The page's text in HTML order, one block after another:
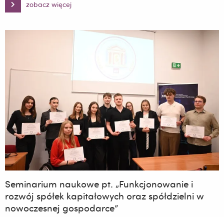
zobacz więcej
Lokalny
Court
Seminarium naukowe pt. „Funkcjonowanie i
rozwój spółek kapitałowych oraz spółdzielni w
nowoczesnej gospodarce”